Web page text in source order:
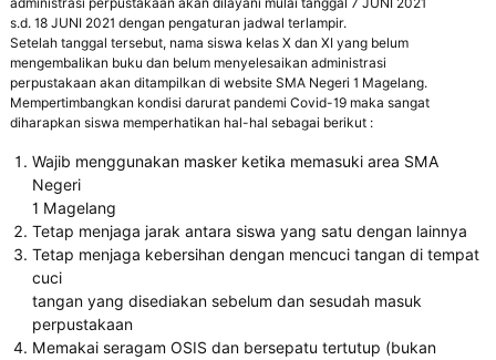
g
e
l
a
n
o
l
s.d. 18 JUNI 2021 dengan pengaturan jadwal terlampir.
Setelah tanggal tersebut, nama siswa kelas X dan XI yang belum
mengembalikan buku dan belum menyelesaikan administrasi
perpustakaan akan ditampilkan di website SMA Negeri 1 Magelang.
Mempertimbangkan kondisi darurat pandemi Covid-19 maka sangat
diharapkan siswa memperhatikan hal-hal sebagai berikut :
Wajib menggunakan masker ketika memasuki area SMA
Negeri
1 Magelang
Tetap menjaga jarak antara siswa yang satu dengan lainnya
Tetap menjaga kebersihan dengan mencuci tangan di tempat
cuci
tangan yang disediakan sebelum dan sesudah masuk
perpustakaan
Memakai seragam OSIS dan bersepatu tertutup (bukan